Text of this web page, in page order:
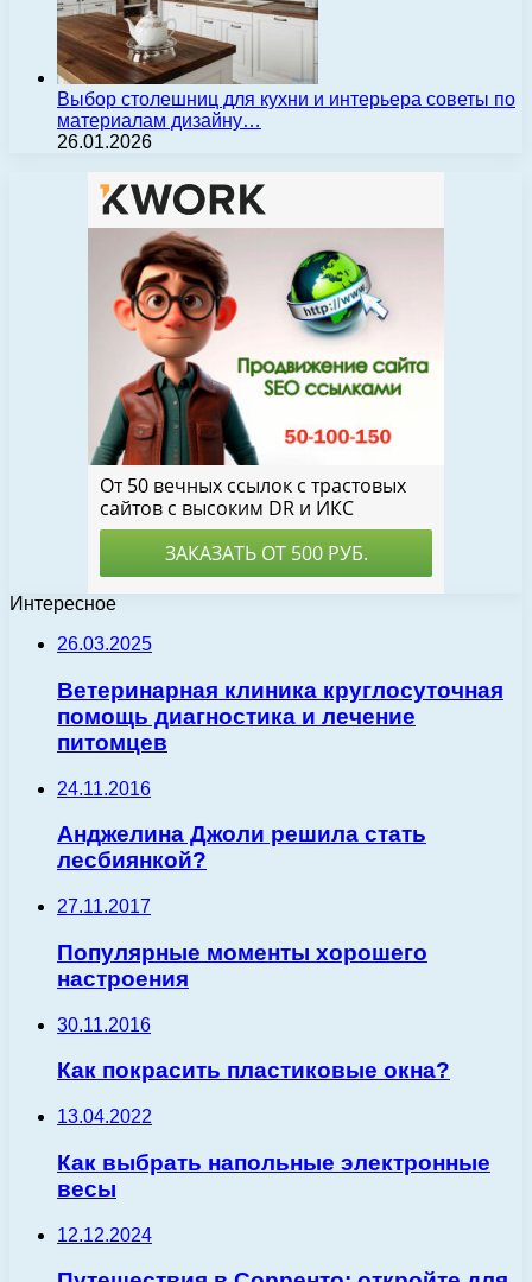
Выбор столешниц для кухни и интерьера советы по
материалам дизайну…
26.01.2026
Интересное
26.03.2025
Ветеринарная клиника круглосуточная
помощь диагностика и лечение
питомцев
24.11.2016
Анджелина Джоли решила стать
лесбиянкой?
27.11.2017
Популярные моменты хорошего
настроения
30.11.2016
Как покрасить пластиковые окна?
13.04.2022
Как выбрать напольные электронные
весы
12.12.2024